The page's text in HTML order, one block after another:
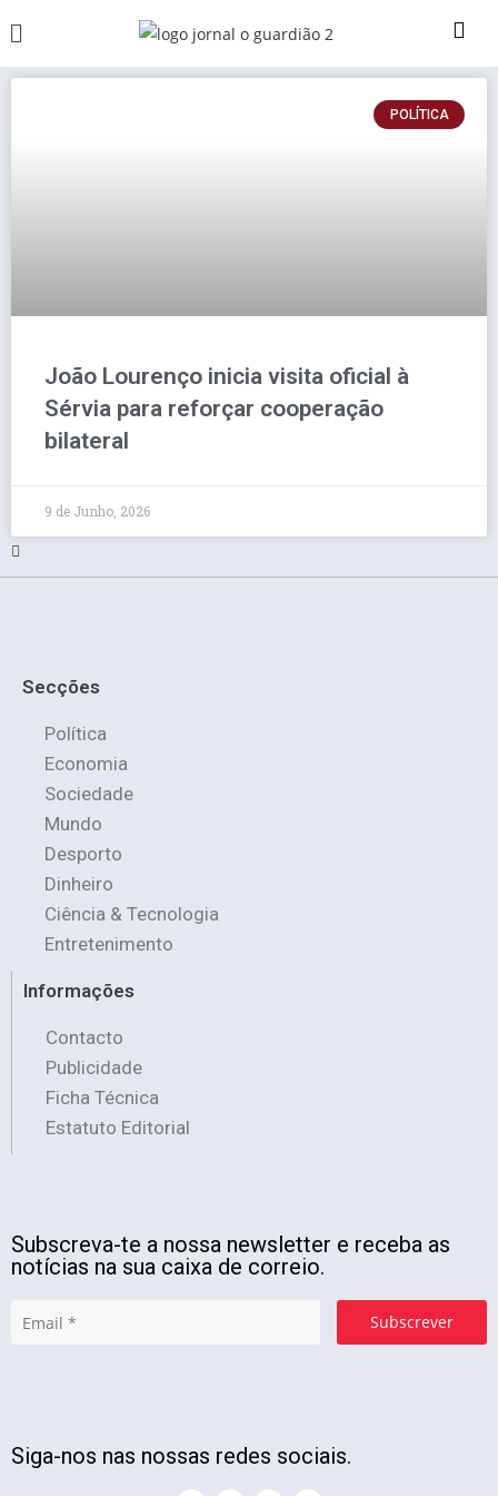
POLÍTICA
João Lourenço inicia visita oficial à
Sérvia para reforçar cooperação
bilateral
9 de Junho, 2026
Secções
Política
Economia
Sociedade
Mundo
Desporto
Dinheiro
Ciência & Tecnologia
Entretenimento
Informações
Contacto
Publicidade
Ficha Técnica
Estatuto Editorial
Subscreva-te a nossa newsletter e receba as
notícias na sua caixa de correio.
Subscrever
Siga-nos nas nossas redes sociais.